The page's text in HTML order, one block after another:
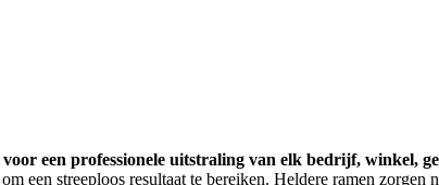
voor een professionele uitstraling van elk bedrijf, winkel,
een streeploos resultaat te bereiken. Heldere ramen